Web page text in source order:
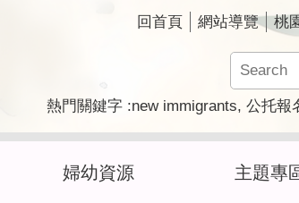
回首頁 網站導覽 桃
熱門關鍵字 new immigrants 公托報
婦幼資源 主題專